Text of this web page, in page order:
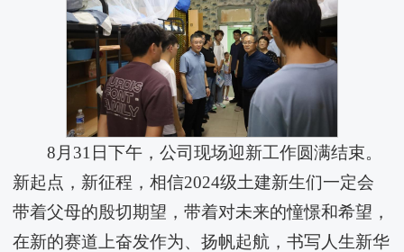
8月31日下午，公司现场迎新工作圆满结束。
新起点，新征程，相信2024级土建新生们一定会
带着父母的殷切期望，带着对未来的憧憬和希望，
在新的赛道上奋发作为、扬帆起航，书写人生新华